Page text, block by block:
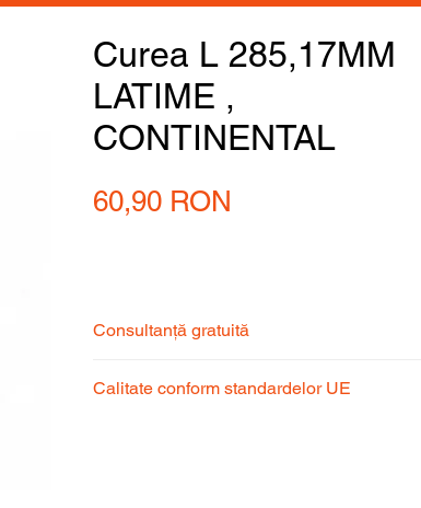
Curea L 285,17MM
LATIME ,
CONTINENTAL
60,90 RON
Consultanță gratuită
pentru a alege produsul potrivit nevoilor
Calitate conform standardelor UE